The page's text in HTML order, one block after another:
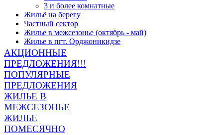
3 и более комнатные
Жильё на берегу
Частный сектор
Жилье в межсезонье (октябрь - май)
Жилье в пгт. Орджоникидзе
АКЦИОННЫЕ
ПРЕДЛОЖЕНИЯ!!!
ПОПУЛЯРНЫЕ
ПРЕДЛОЖЕНИЯ
ЖИЛЬЕ В
МЕЖСЕЗОНЬЕ
ЖИЛЬЕ
ПОМЕСЯЧНО